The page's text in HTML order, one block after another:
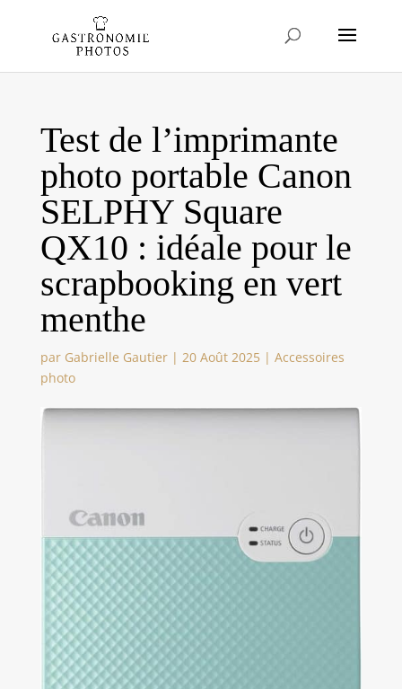
Test de l’imprimante
photo portable Canon
SELPHY Square
QX10 : idéale pour le
scrapbooking en vert
menthe
par Gabrielle Gautier| 20 Août 2025| Accessoires
photo